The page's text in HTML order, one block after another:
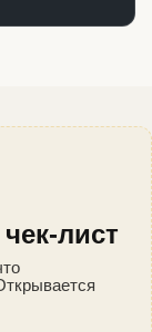
лист